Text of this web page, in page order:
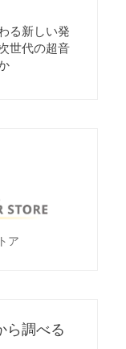
る新しい発
世代の超音
ア
ら調べる